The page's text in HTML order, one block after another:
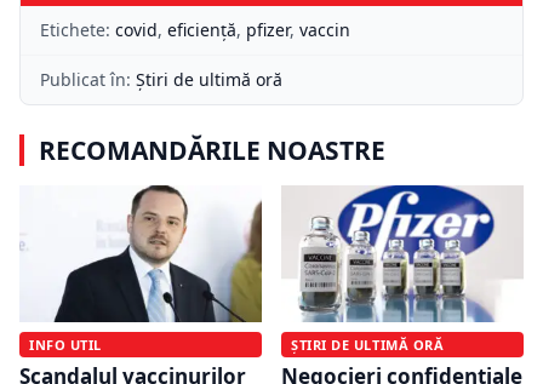
Etichete: covid, eficiență, pfizer, vaccin
Publicat în: Știri de ultimă oră
RECOMANDĂRILE NOASTRE
INFO UTIL
Scandalul vaccinurilor
ȘTIRI DE ULTIMĂ ORĂ
Negocieri confidențiale